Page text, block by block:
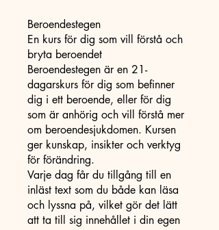
Beroendestegen
En kurs för dig som vill förstå och
bryta beroendet
Beroendestegen är en 21-
dagarskurs för dig som befinner
dig i ett beroende, eller för dig
som är anhörig och vill förstå mer
om beroendesjukdomen. Kursen
ger kunskap, insikter och verktyg
för förändring.
Varje dag får du tillgång till en
inläst text som du både kan läsa
och lyssna på, vilket gör det lätt
att ta till sig innehållet i din egen